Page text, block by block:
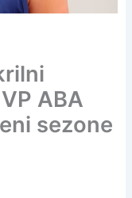
ABA
sezone